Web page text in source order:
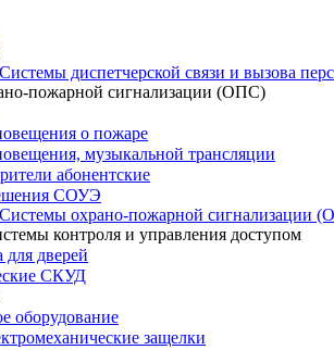
диспетчерской связи и вызова
пожарной сигнализации (ОПС)
о пожаре
музыкальной трансляции
абонентские
СОУЭ
Системы охрано-пожарной сигнализации
контроля и управления доступом
для дверей
СКУД
оборудование
защелки